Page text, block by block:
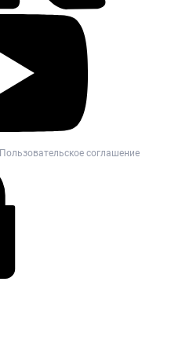
Пользовательское соглашение